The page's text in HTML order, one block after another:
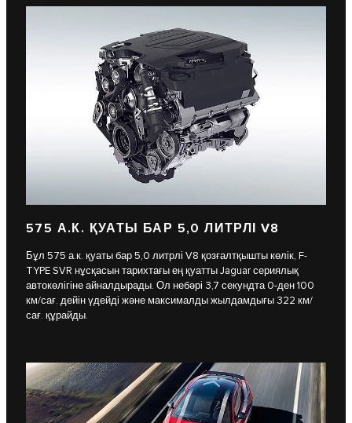
575 А.К. ҚУАТЫ БАР 5,0 ЛИТРЛІ V8
Бұл 575 а.к. қуаты бар 5,0 литрлі V8 қозғалтқышты көлік, F-
TYPE SVR нұсқасын тарихтағы ең қуатты Jaguar сериялық
автокөлігіне айналдырады. Ол небәрі 3,7 секундта 0-ден 100
км/сағ. дейін үдейді және максималды жылдамдығы 322 км/
сағ. құрайды.